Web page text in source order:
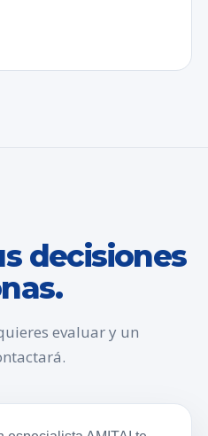
decisiones
evaluar y un